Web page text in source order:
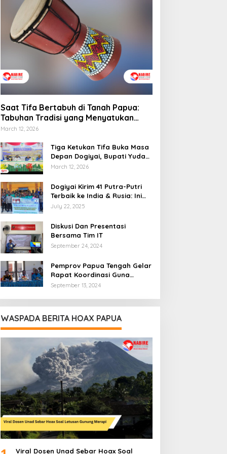
Saat Tifa Bertabuh di Tanah Papua:
Tabuhan Tradisi yang Menyatukan
Budaya dan Kehidupan Sosial
March 12, 2026
Tiga Ketukan Tifa Buka Masa
Depan Dogiyai, Bupati Yudas
Tebai Resmi Mulai
March 12, 2026
Dogiyai Kirim 41 Putra-Putri
Terbaik ke India & Rusia: Ini
Komitmen Nyata Bupati
Masa Depan
July 22, 2025
Diskusi Dan Presentasi
Bersama Tim IT
September 24, 2024
Pemprov Papua Tengah Gelar
Rapat Koordinasi Guna
Optimalkan Pengelolaan
September 13, 2024
WASPADA BERITA HOAX PAPUA
Viral Dosen Unad Sebar Hoax Soal